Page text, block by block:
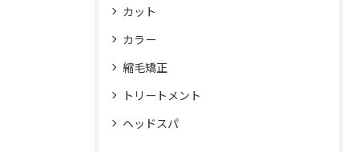
カット
カラー
縮毛矯正
トリートメント
ヘッドスパ